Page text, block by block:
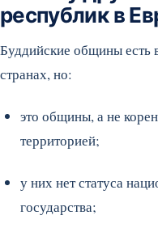
республик в
Буддийские общины есть
странах, но:
это общины, а не
территорией;
у них нет статуса
государства;